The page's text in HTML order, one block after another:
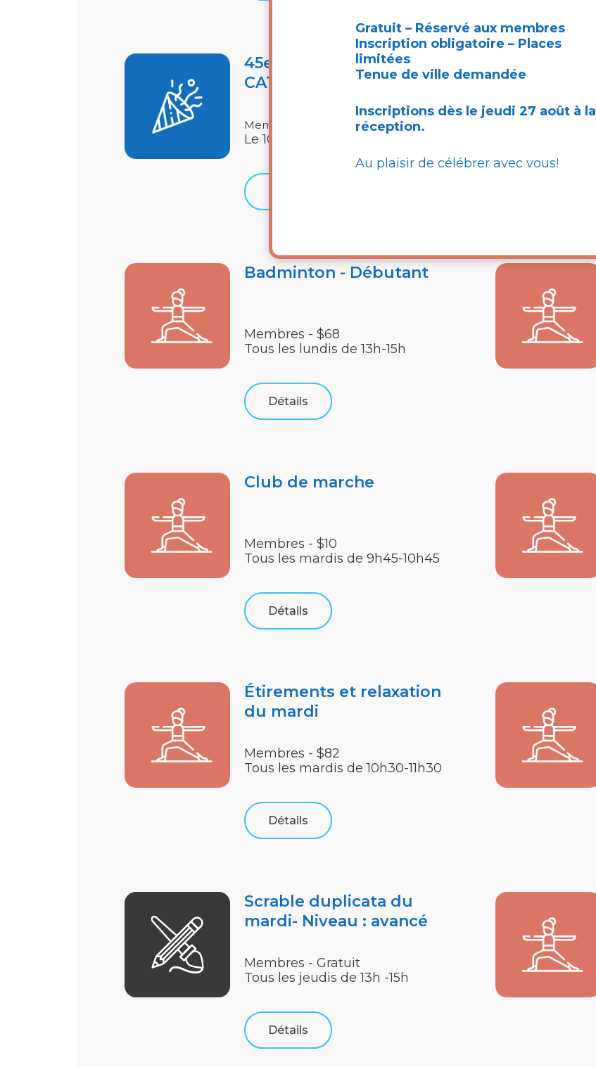
45e anniversaire du
CATAL
Le 10 sept. 2026
Membre-Gratuit
Badminton - Débutant
Tous les lundis de 13h-15h
Membres - $68
Détails
Club de marche
Tous les mardis de 9h45-10h45
Membres - $10
Détails
Étirements et relaxation
du mardi
Tous les mardis de 10h30-11h30
Membres - $82
Détails
Scrable duplicata du
mardi- Niveau : avancé
Tous les jeudis de 13h -15h
Membres - Gratuit
Détails
Gratuit – Réservé aux membres
Inscription obligatoire – Places
limitées
Tenue de ville demandée
Inscriptions dès le jeudi 27 août à la
réception.
Au plaisir de célébrer avec vous!